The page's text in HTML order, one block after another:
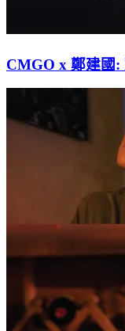
CMGO x 鄭建國: